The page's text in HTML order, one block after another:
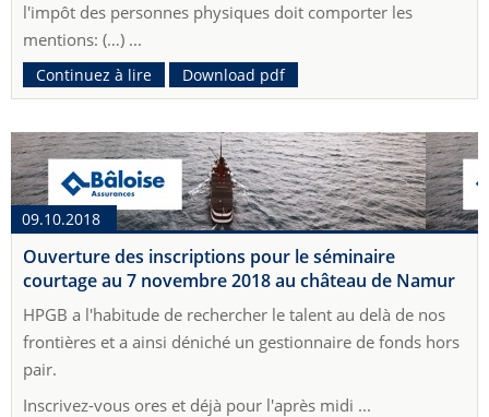
l'impôt des personnes physiques doit comporter les
mentions: (…) ...
Continuez à lire Download pdf
09.10.2018
Ouverture des inscriptions pour le séminaire
courtage au 7 novembre 2018 au château de Namur
HPGB a l'habitude de rechercher le talent au delà de nos
frontières et a ainsi déniché un gestionnaire de fonds hors
pair.
Inscrivez-vous ores et déjà pour l'après midi ...